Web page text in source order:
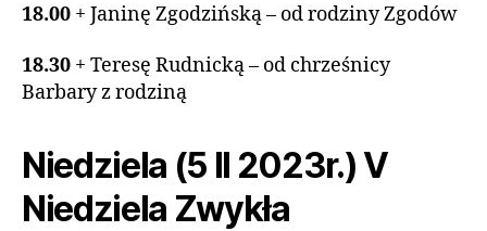
18.00 + Janinę Zgodzińską – od rodziny Zgodów
18.30 + Teresę Rudnicką – od chrześnicy
Barbary z rodziną
Niedziela (5 II 2023r.) V
Niedziela Zwykła